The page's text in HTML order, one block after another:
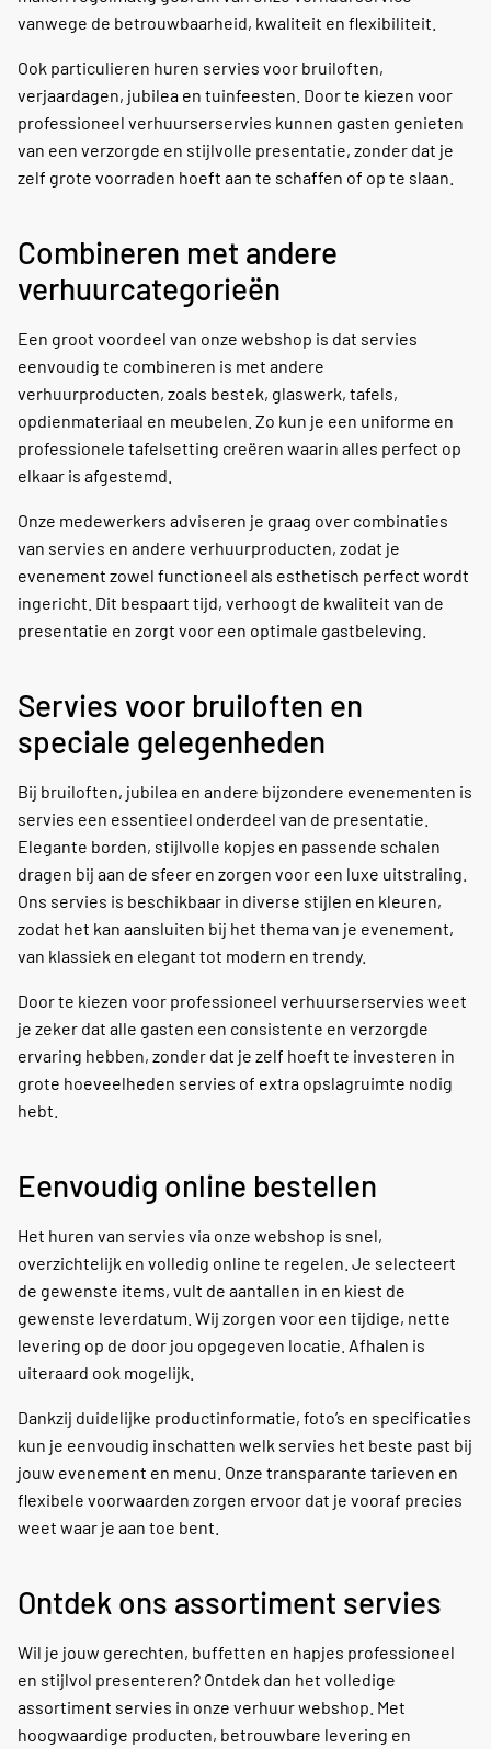
vanwege de betrouwbaarheid, kwaliteit en flexibiliteit.
Ook particulieren huren servies voor bruiloften,
verjaardagen, jubilea en tuinfeesten. Door te kiezen voor
professioneel verhuurserservies kunnen gasten genieten
van een verzorgde en stijlvolle presentatie, zonder dat je
zelf grote voorraden hoeft aan te schaffen of op te slaan.
Combineren met andere
verhuurcategorieën
Een groot voordeel van onze webshop is dat servies
eenvoudig te combineren is met andere
verhuurproducten, zoals bestek, glaswerk, tafels,
opdienmateriaal en meubelen. Zo kun je een uniforme en
professionele tafelsetting creëren waarin alles perfect op
elkaar is afgestemd.
Onze medewerkers adviseren je graag over combinaties
van servies en andere verhuurproducten, zodat je
evenement zowel functioneel als esthetisch perfect wordt
ingericht. Dit bespaart tijd, verhoogt de kwaliteit van de
presentatie en zorgt voor een optimale gastbeleving.
Servies voor bruiloften en
speciale gelegenheden
Bij bruiloften, jubilea en andere bijzondere evenementen is
servies een essentieel onderdeel van de presentatie.
Elegante borden, stijlvolle kopjes en passende schalen
dragen bij aan de sfeer en zorgen voor een luxe uitstraling.
Ons servies is beschikbaar in diverse stijlen en kleuren,
zodat het kan aansluiten bij het thema van je evenement,
van klassiek en elegant tot modern en trendy.
Door te kiezen voor professioneel verhuurserservies weet
je zeker dat alle gasten een consistente en verzorgde
ervaring hebben, zonder dat je zelf hoeft te investeren in
grote hoeveelheden servies of extra opslagruimte nodig
hebt.
Eenvoudig online bestellen
Het huren van servies via onze webshop is snel,
overzichtelijk en volledig online te regelen. Je selecteert
de gewenste items, vult de aantallen in en kiest de
gewenste leverdatum. Wij zorgen voor een tijdige, nette
levering op de door jou opgegeven locatie. Afhalen is
uiteraard ook mogelijk.
Dankzij duidelijke productinformatie, foto’s en specificaties
kun je eenvoudig inschatten welk servies het beste past bij
jouw evenement en menu. Onze transparante tarieven en
flexibele voorwaarden zorgen ervoor dat je vooraf precies
weet waar je aan toe bent.
Ontdek ons assortiment servies
Wil je jouw gerechten, buffetten en hapjes professioneel
en stijlvol presenteren? Ontdek dan het volledige
assortiment servies in onze verhuur webshop. Met
hoogwaardige producten, betrouwbare levering en